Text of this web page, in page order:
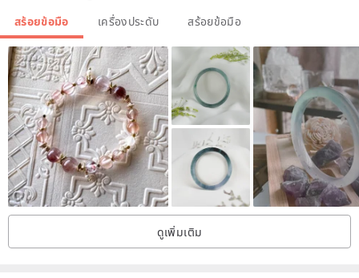
It is normal for natural stones to have slight cracks or flaws.
Product Name: Fine Sterling Silver Bracelet - Citrine/ Stone/Angel
Stone/Designer Handmade
Product material: 925 Silver/ citrine / Stone/ angel Stone
Product Specifications: The thickness of the bracelet is about 4-
5mm
Product packaging material: Comes with a Silver wiping cloth
Silver Jewelry Maintenance:
Oxidation of sterling silver jewelry is a normal phenomenon. It is
สร้อยข้อมือ เครื่องประดับ สร้อยข้อมือ
ดูเพิ่มเติม